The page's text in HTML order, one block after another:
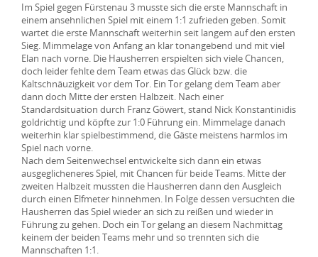
Im Spiel gegen Fürstenau 3 musste sich die erste Mannschaft in
einem ansehnlichen Spiel mit einem 1:1 zufrieden geben. Somit
wartet die erste Mannschaft weiterhin seit langem auf den ersten
Sieg. Mimmelage von Anfang an klar tonangebend und mit viel
Elan nach vorne. Die Hausherren erspielten sich viele Chancen,
doch leider fehlte dem Team etwas das Glück bzw. die
Kaltschnäuzigkeit vor dem Tor. Ein Tor gelang dem Team aber
dann doch Mitte der ersten Halbzeit. Nach einer
Standardsituation durch Franz Göwert, stand Nick Konstantinidis
goldrichtig und köpfte zur 1:0 Führung ein. Mimmelage danach
weiterhin klar spielbestimmend, die Gäste meistens harmlos im
Spiel nach vorne.
Nach dem Seitenwechsel entwickelte sich dann ein etwas
ausgeglicheneres Spiel, mit Chancen für beide Teams. Mitte der
zweiten Halbzeit mussten die Hausherren dann den Ausgleich
durch einen Elfmeter hinnehmen. In Folge dessen versuchten die
Hausherren das Spiel wieder an sich zu reißen und wieder in
Führung zu gehen. Doch ein Tor gelang an diesem Nachmittag
keinem der beiden Teams mehr und so trennten sich die
Mannschaften 1:1.